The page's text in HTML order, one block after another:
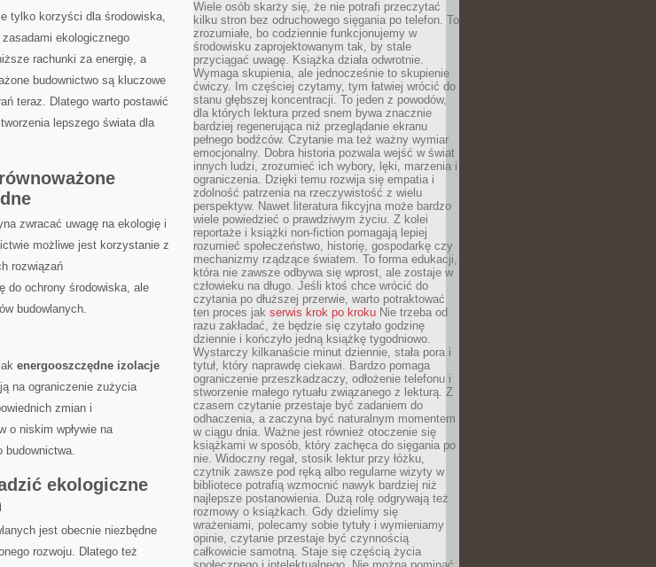
tylko korzyści dla środowiska,
ekologicznego
rachunki za energię, a⁢
‍budownictwo są ⁢kluczowe
teraz. ​Dlatego warto postawić‍
⁢lepszego świata dla‍
zwracać uwagę na ekologię i
możliwe ‍jest korzystanie ‍z
rozwiązań
do ⁣ochrony środowiska, ale
budowlanych.
energooszczędne izolacje
na ograniczenie ⁣zużycia
zmian i
o ⁤niskim wpływie na
⁣budownictwa.
ekologiczne
jest obecnie niezbędne
rozwoju. Dlatego też⁢
Wiele osób skarży się, że nie potrafi przeczytać
kilku stron bez odruchowego sięgania po telefon. To
zrozumiałe, bo codziennie funkcjonujemy w
środowisku zaprojektowanym tak, by stale
przyciągać uwagę. Książka działa odwrotnie.
Wymaga skupienia, ale jednocześnie to skupienie
ćwiczy. Im częściej czytamy, tym łatwiej wrócić do
stanu głębszej koncentracji. To jeden z powodów,
dla których lektura przed snem bywa znacznie
bardziej regenerująca niż przeglądanie ekranu
pełnego bodźców. Czytanie ma też ważny wymiar
emocjonalny. Dobra historia pozwala wejść w świat
innych ludzi, zrozumieć ich wybory, lęki, marzenia i
ograniczenia. Dzięki temu rozwija się empatia i
zdolność patrzenia na rzeczywistość z wielu
perspektyw. Nawet literatura fikcyjna może bardzo
wiele powiedzieć o prawdziwym życiu. Z kolei
reportaże i książki non-fiction pomagają lepiej
rozumieć społeczeństwo, historię, gospodarkę czy
mechanizmy rządzące światem. To forma edukacji,
która nie zawsze odbywa się wprost, ale zostaje w
człowieku na długo. Jeśli ktoś chce wrócić do
czytania po dłuższej przerwie, warto potraktować
ten proces jak serwis krok po kroku Nie trzeba od
razu zakładać, że będzie się czytało godzinę
dziennie i kończyło jedną książkę tygodniowo.
Wystarczy kilkanaście minut dziennie, stała pora i
tytuł, który naprawdę ciekawi. Bardzo pomaga
ograniczenie przeszkadzaczy, odłożenie telefonu i
stworzenie małego rytuału związanego z lekturą. Z
czasem czytanie przestaje być zadaniem do
odhaczenia, a zaczyna być naturalnym momentem
w ciągu dnia. Ważne jest również otoczenie się
książkami w sposób, który zachęca do sięgania po
nie. Widoczny regał, stosik lektur przy łóżku,
czytnik zawsze pod ręką albo regularne wizyty w
bibliotece potrafią wzmocnić nawyk bardziej niż
najlepsze postanowienia. Dużą rolę odgrywają też
rozmowy o książkach. Gdy dzielimy się
wrażeniami, polecamy sobie tytuły i wymieniamy
opinie, czytanie przestaje być czynnością
całkowicie samotną. Staje się częścią życia